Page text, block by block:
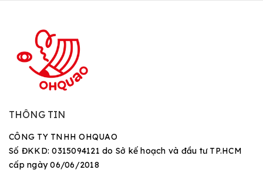
THÔNG TIN
CÔNG TY TNHH OHQUAO
Số ĐKKD: 0315094121 do Sở kế hoạch và đầu tư TP.HCM
cấp ngày 06/06/2018